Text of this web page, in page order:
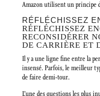
Amazon utilisent un principe
RÉFLÉCHISSEZ
RÉFLÉCHISSEZ
RECONSIDÉRER
DE CARRIÈRE ET
Il y a une ligne fine entre la
insensé. Parfois, le meilleur
de faire demi-tour.
L’une des questions les plus